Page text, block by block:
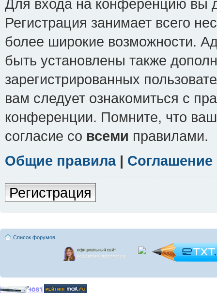
Для входа на конференцию вы
Регистрация занимает всего
более широкие возможности.
быть установлены также
зарегистрированных
вам следует ознакомиться с
конференции. Помните, что
согласие со всеми правилами.
Общие правила|
Регистрация
Список форумов